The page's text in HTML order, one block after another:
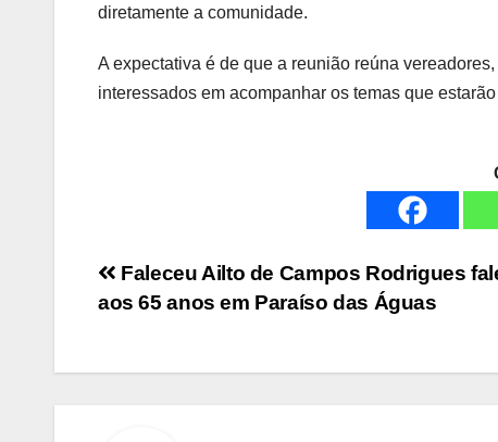
diretamente a comunidade.
A expectativa é de que a reunião reúna
interessados em acompanhar os temas que
Navegação
Post
Faleceu Ailto de Campos Rodrigues
aos 65 anos em Paraíso das Águas